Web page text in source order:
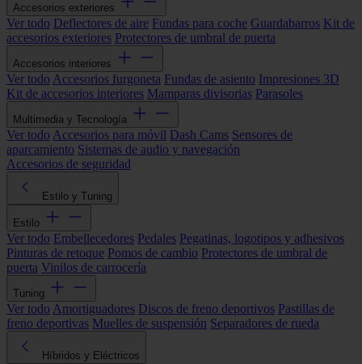
Accesorios exteriores
Ver todo Deflectores de aire Fundas para coche Guardabarros Kit de
accesorios exteriores Protectores de umbral de puerta
Accesorios interiores
Ver todo Accesorios furgoneta Fundas de asiento Impresiones 3D
Kit de accesorios interiores Mamparas divisorias Parasoles
Multimedia y Tecnología
Ver todo Accesorios para móvil Dash Cams Sensores de
aparcamiento Sistemas de audio y navegación
Accesorios de seguridad
Estilo y Tuning
Estilo
Ver todo Embellecedores Pedales Pegatinas, logotipos y adhesivos
Pinturas de retoque Pomos de cambio Protectores de umbral de
puerta Vinilos de carrocería
Tuning
Ver todo Amortiguadores Discos de freno deportivos Pastillas de
freno deportivas Muelles de suspensión Separadores de rueda
Híbridos y Eléctricos